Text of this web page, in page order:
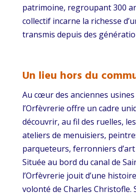
patrimoine, regroupant 300
collectif incarne la richesse
transmis depuis des
Un lieu hors du
Au cœur des anciennes
l’Orfèvrerie offre un cadre
découvrir, au fil des ruelles,
ateliers de menuisiers,
parqueteurs, ferronniers d’art
Située au bord du canal de
l’Orfèvrerie jouit d’une
volonté de Charles Christofle.